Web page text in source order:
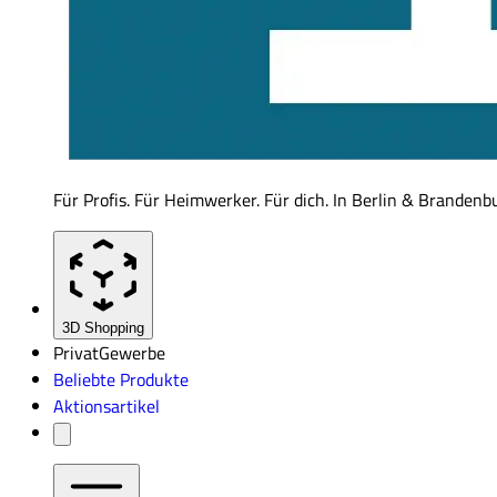
Für Profis. Für Heimwerker. Für dich. In Berlin &
3D Shopping
PrivatGewerbe
Beliebte Produkte
Aktionsartikel